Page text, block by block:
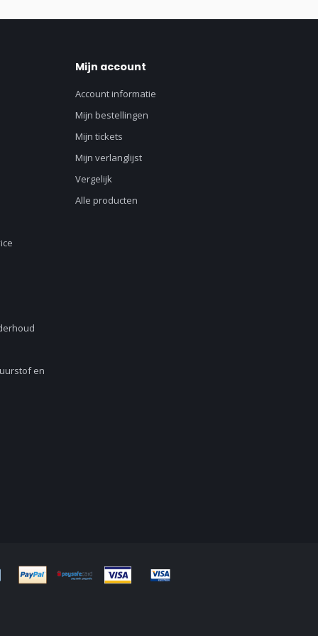
en
Mijn account
Account informatie
Mijn bestellingen
Mijn tickets
Mijn verlanglijst
Vergelijk
Alle producten